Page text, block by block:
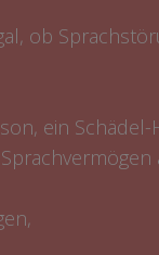
ob
ein Schädel-